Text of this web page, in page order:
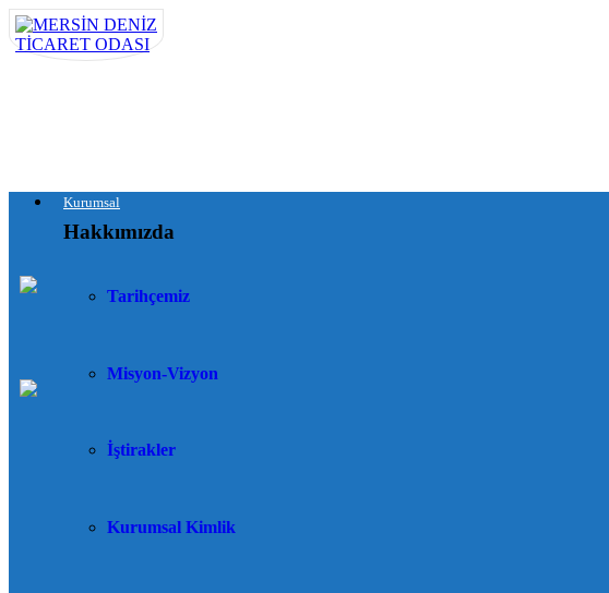
Kurumsal
Hakkımızda
Tarihçemiz
Misyon-Vizyon
İştirakler
Kurumsal Kimlik